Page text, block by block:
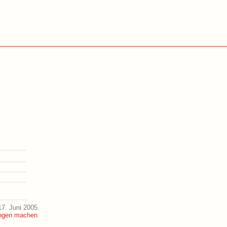
Juni 2005